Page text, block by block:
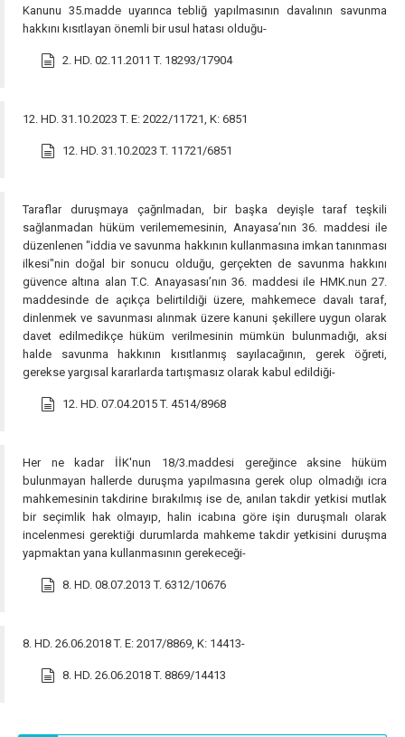
Kanunu 35.madde uyarınca tebliğ yapılmasının davalının savunma
hakkını kısıtlayan önemli bir usul hatası olduğu-
2. HD. 02.11.2011 T. 18293/17904
12. HD. 31.10.2023 T. E: 2022/11721, K: 6851
12. HD. 31.10.2023 T. 11721/6851
Taraflar duruşmaya çağrılmadan, bir başka deyişle taraf teşkili
sağlanmadan hüküm verilememesinin, Anayasa’nın 36. maddesi ile
düzenlenen "iddia ve savunma hakkının kullanmasına imkan tanınması
ilkesi"nin doğal bir sonucu olduğu, gerçekten de savunma hakkını
güvence altına alan T.C. Anayasası’nın 36. maddesi ile HMK.nun 27.
maddesinde de açıkça belirtildiği üzere, mahkemece davalı taraf,
dinlenmek ve savunması alınmak üzere kanuni şekillere uygun olarak
davet edilmedikçe hüküm verilmesinin mümkün bulunmadığı, aksi
halde savunma hakkının kısıtlanmış sayılacağının, gerek öğreti,
gerekse yargısal kararlarda tartışmasız olarak kabul edildiği-
12. HD. 07.04.2015 T. 4514/8968
Her ne kadar İİK'nun 18/3.maddesi gereğince aksine hüküm
bulunmayan hallerde duruşma yapılmasına gerek olup olmadığı icra
mahkemesinin takdirine bırakılmış ise de, anılan takdir yetkisi mutlak
bir seçimlik hak olmayıp, halin icabına göre işin duruşmalı olarak
incelenmesi gerektiği durumlarda mahkeme takdir yetkisini duruşma
yapmaktan yana kullanmasının gerekeceği-
8. HD. 08.07.2013 T. 6312/10676
8. HD. 26.06.2018 T. E: 2017/8869, K: 14413-
8. HD. 26.06.2018 T. 8869/14413